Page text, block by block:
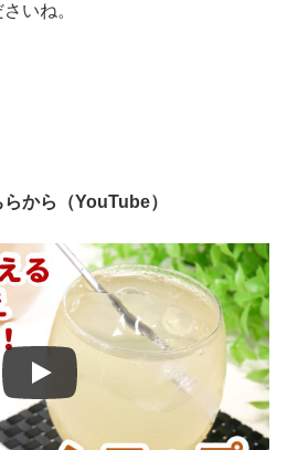
いね。
から（YouTube）